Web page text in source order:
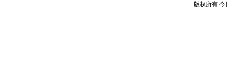
版权所有 今